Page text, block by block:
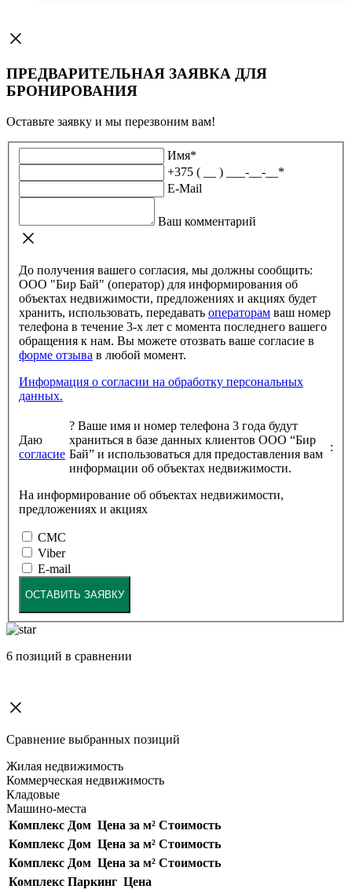
ПРЕДВАРИТЕЛЬНАЯ ЗАЯВКА ДЛЯ
БРОНИРОВАНИЯ
Оставьте заявку и мы перезвоним вам!
Имя*
+375 ( __ ) ___-__-__ *
E-Mail
Ваш комментарий
До получения вашего согласия, мы должны сообщить:
ООО "Бир Бай" (оператор) для информирования об
объектах недвижимости, предложениях и акциях будет
хранить, использовать, передавать операторам
телефона в течение 3-х лет с момента последнего вашего
обращения к нам. Вы можете отозвать ваше согласие в
форме отзыва
в любой момент.
Информация о согласии на обработку персональных
данных.
Даю
согласие
? Ваше имя и номер телефона 3 года будут
храниться в базе данных клиентов ООО “Бир
Бай” и использоваться для предоставления вам
информации об объектах недвижимости.
:
На информирование об объектах недвижимости,
предложениях и акциях
СМС
Viber
E-mail
ОСТАВИТЬ ЗАЯВКУ
6 позиций в сравнении
Сравнение выбранных позиций
Жилая недвижимость
Коммерческая недвижимость
Кладовые
Машино-места
Комплекс Дом Цена за м² Стоимость
Комплекс Дом Цена за м² Стоимость
Комплекс Дом Цена за м² Стоимость
Комплекс Паркинг Цена